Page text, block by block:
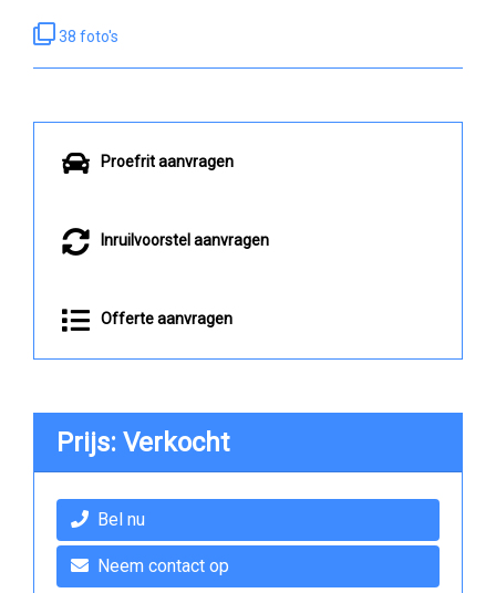
38 foto's
Proefrit aanvragen
Inruilvoorstel aanvragen
Offerte aanvragen
Prijs: Verkocht
Bel nu
Neem contact op